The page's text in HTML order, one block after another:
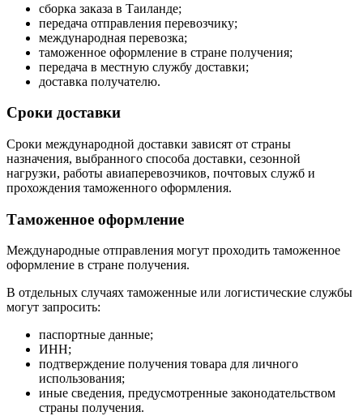
сборка заказа в Таиланде;
передача отправления перевозчику;
международная перевозка;
таможенное оформление в стране получения;
передача в местную службу доставки;
доставка получателю.
Сроки доставки
Сроки международной доставки зависят от страны
назначения, выбранного способа доставки, сезонной
нагрузки, работы авиаперевозчиков, почтовых служб и
прохождения таможенного оформления.
Таможенное оформление
Международные отправления могут проходить таможенное
оформление в стране получения.
В отдельных случаях таможенные или логистические службы
могут запросить:
паспортные данные;
ИНН;
подтверждение получения товара для личного
использования;
иные сведения, предусмотренные законодательством
страны получения.